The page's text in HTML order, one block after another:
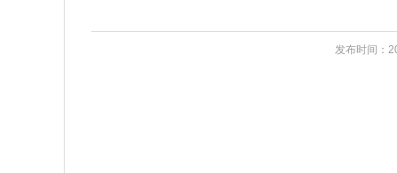
发布时间：